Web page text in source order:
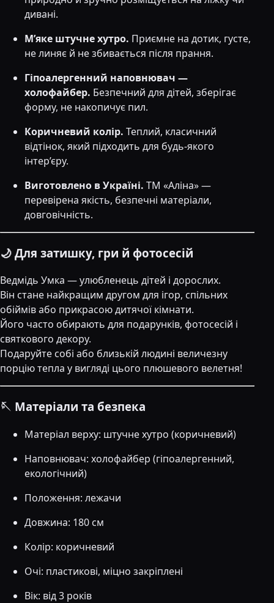
дивані.
М’яке штучне хутро. Приємне на дотик, густе,
не линяє й не збивається після прання.
Гіпоалергенний наповнювач —
холофайбер. Безпечний для дітей, зберігає
форму, не накопичує пил.
Коричневий колір. Теплий, класичний
відтінок, який підходить для будь-якого
інтер’єру.
Виготовлено в Україні. ТМ «Аліна» —
перевірена якість, безпечні матеріали,
довговічність.
🌙 Для затишку, гри й фотосесій
Ведмідь Умка — улюбленець дітей і дорослих.
Він стане найкращим другом для ігор, спільних
обіймів або прикрасою дитячої кімнати.
Його часто обирають для подарунків, фотосесій і
святкового декору.
Подаруйте собі або близькій людині величезну
порцію тепла у вигляді цього плюшевого велетня!
🪡 Матеріали та безпека
Матеріал верху: штучне хутро (коричневий)
Наповнювач: холофайбер (гіпоалергенний,
екологічний)
Положення: лежачи
Довжина: 180 см
Колір: коричневий
Очі: пластикові, міцно закріплені
Вік: від 3 років